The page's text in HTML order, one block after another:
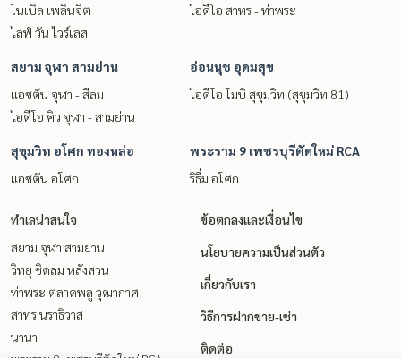
โนเบิล เพลินจิต
ไลฟ์ วัน ไวร์เลส
ไอดีโอ สาทร - ท่าพระ
สยาม จุฬา สามย่าน
แอชตัน จุฬา - สีลม
ไอดีโอ คิว จุฬา - สามย่าน
อ่อนนุช อุดมสุข
ไอดีโอ โมบิ สุขุมวิท (สุขุมวิท 81)
สุขุมวิท อโศก ทองหล่อ
แอชตัน อโศก
พระราม 9 เพชรบุรีตัดใหม่ RCA
ริธึ่ม อโศก
ทำเลน่าสนใจ
สยาม จุฬา สามย่าน
วิทยุ ชิดลม หลังสวน
ท่าพระ ตลาดพลู วุฒากาศ
สาทร นราธิวาส
นานา
ข้อตกลงและเงื่อนไข
นโยบายความเป็นส่วนตัว
เกี่ยวกับเรา
วิธีการฝากขาย-เช่า
ติดต่อ